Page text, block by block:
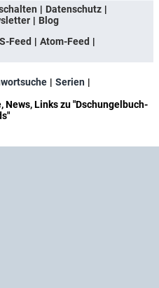
Datenschutz
Blog
Feed
Atom-Feed
Serien
Links zu "Dschungelbuch-